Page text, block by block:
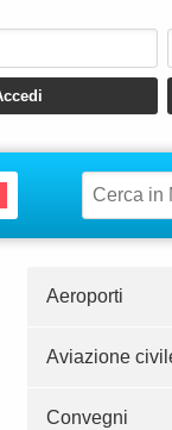
Aeroporti
Aviazione
Convegni